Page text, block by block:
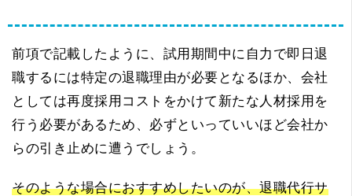
前項で記載したように、試用期間中に自力で即日退
職するには特定の退職理由が必要となるほか、会社
としては再度採用コストをかけて新たな人材採用を
行う必要があるため、必ずといっていいほど会社か
らの引き止めに遭うでしょう。
そのような場合におすすめしたいのが、退職代行サ